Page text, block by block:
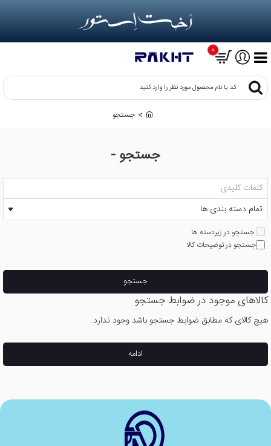
0
کد
کنید
جستجو -
e
جستجو
جستجو در زیردسته ها
جستجو در توضیحات کالا
جستجو
کالاهای موجود در ضوابط جستجو
هیچ کالای که مطابق ضوابط جستجو باشد وجود ندارد.
ادامه